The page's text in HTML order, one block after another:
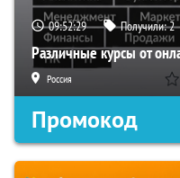
09:52:28 Получили:2
Различные курсы от
Россия
Промокод